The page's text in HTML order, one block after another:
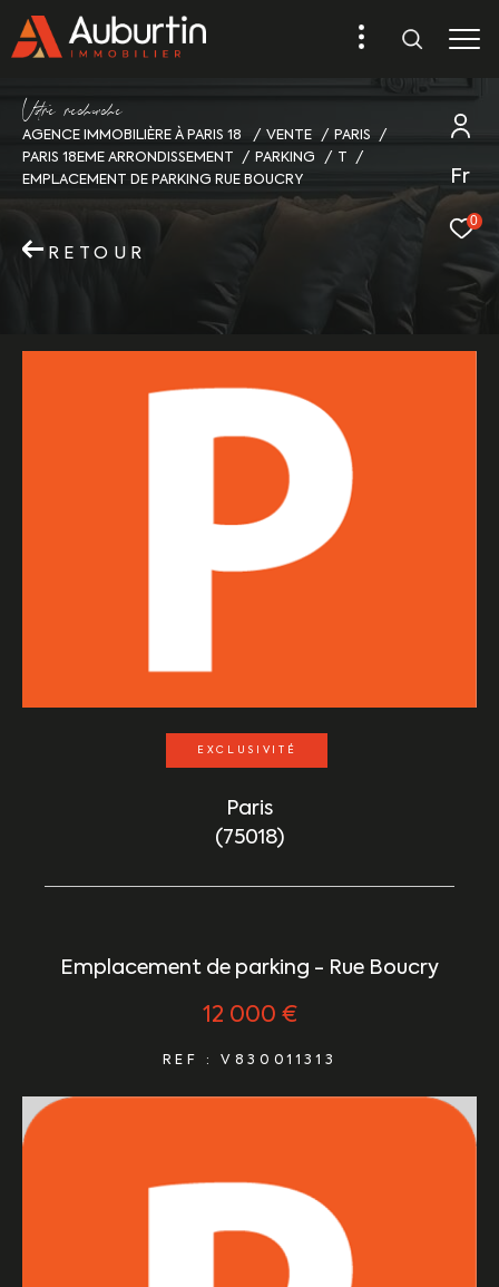
Fr
0
Vore recece
AGENCE IMMOBILIÈRE À PARIS 18 VENTE
PARIS
PARIS 18EME ARRONDISSEMENT
PARKING
T
EMPLACEMENT DE PARKING RUE BOUCRY
RETOUR
EXCLUSIVITÉ
Paris
(75018)
Emplacement de parking - Rue Boucry
12 000 €
REF : V830011313